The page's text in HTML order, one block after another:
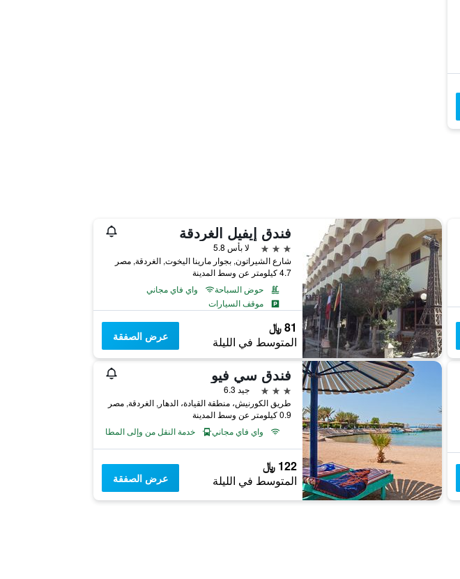
فندق إيفيل الغردقة
3 نجوم
لا بأس 5.8
شارع الشيراتون, بجوار مارينا اليخوت, الغردقة, مصر
4.7 كيلومتر عن وسط المدينة
حوض السباحة
واي فاي مجاني
موقف السيارات
81 ﷼
المتوسط في الليلة عرض الصفقة
فندق سي فيو
3 نجوم
جيد 6.3
طريق الكورنيش، منطقة القيادة، الدهار, الغردقة, مصر
0.9 كيلومتر عن وسط المدينة
واي فاي مجاني
خدمة النقل من وإلى المطار
122 ﷼
المتوسط في الليلة عرض الصفقة